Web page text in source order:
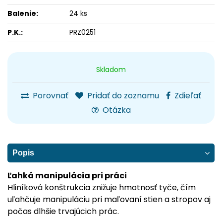
Skladom
Porovnať Pridať do zoznamu
Zdieľať
Otázka
Balenie:
24 ks
P.K.:
PRZ0251
Popis
Ľahká manipulácia pri práci
Hliníková konštrukcia znižuje hmotnosť tyče, čím
uľahčuje manipuláciu pri maľovaní stien a stropov aj
počas dlhšie trvajúcich prác.